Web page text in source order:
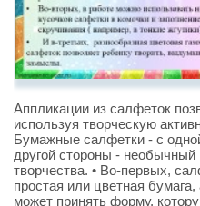
Аппликации из салфеток
используя творческую
Бумажные салфетки - с
другой стороны - необычный
творчества. • Во-первых,
простая или цветная бумага,
может принять форму,